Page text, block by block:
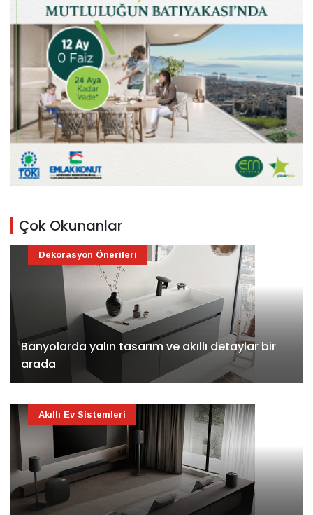
Çok Okunanlar
Banyolarda yalın tasarım ve akıllı detaylar bir
arada
Dekorasyon Önerileri
Akıllı Ev Sistemleri